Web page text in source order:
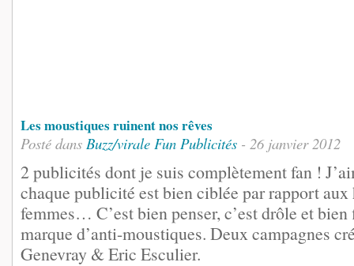
Les moustiques ruinent nos rêves
Posté dans Buzz/virale Fun Publicités - 26 janvier 2012
2 publicités dont je suis complètement fan !
chaque publicité est bien ciblée par rapport aux
femmes… C’est bien penser, c’est drôle et
marque d’anti-moustiques. Deux campagnes
Genevray & Eric Esculier.